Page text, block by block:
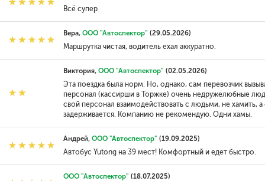
Всё супер
Вера, ООО "Автоспектор" (29.05.2026)
Маршрутка чистая, водитель ехал аккуратно.
Виктория, ООО "Автоспектор" (02.05.2026)
Эта поездка была норм. Но, однако, сам перевозчик
персонал (кассирши в Торжке) очень недружелюбные
свой персонал взаимодействовать с людьми, не хамить,
задерживается. Компанию не рекомендую. Одни хамы.
Андрей, ООО "Автоспектор" (19.09.2025)
Автобус Yutong на 39 мест! Комфортный и едет быстро.
ООО "Автоспектор" (18.07.2025)